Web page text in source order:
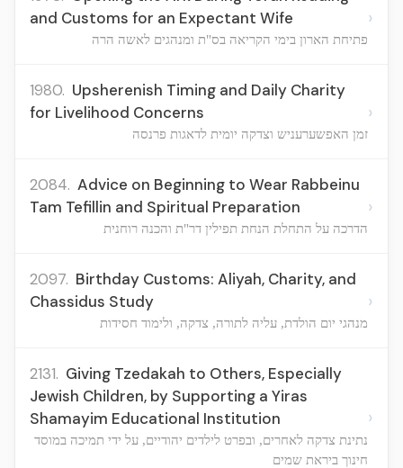
and Customs for an Expectant Wife
פתיחת הארון בימי הקריאה בס"ת ומנהגים לאשה הרה
›
1980. Upsherenish Timing and Daily Charity
for Livelihood Concerns
זמן האפשערעניש וצדקה יומית לדאגות פרנסה
›
2084. Advice on Beginning to Wear Rabbeinu
Tam Tefillin and Spiritual Preparation
הדרכה על התחלת הנחת תפילין דר"ת והכנה רוחנית
›
2097. Birthday Customs: Aliyah, Charity, and
Chassidus Study
מנהגי יום הולדת, עליה לתורה, צדקה, ולימוד חסידות
›
2131. Giving Tzedakah to Others, Especially
Jewish Children, by Supporting a Yiras
Shamayim Educational Institution
נתינת צדקה לאחרים, ובפרט לילדים יהודיים, על ידי תמיכה במוסד
חינוך ביראת שמים
›